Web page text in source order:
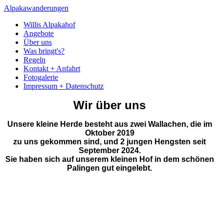
Alpakawanderungen
Willis Alpakahof
Angebote
Über uns
Was bringt's?
Regeln
Kontakt + Anfahrt
Fotogalerie
Impressum + Datenschutz
Wir über uns
Unsere kleine Herde besteht aus zwei Wallachen, die im
Oktober 2019
zu uns gekommen sind, und 2 jungen Hengsten seit
September 2024.
Sie haben sich auf unserem kleinen Hof in dem schönen
Palingen gut eingelebt.